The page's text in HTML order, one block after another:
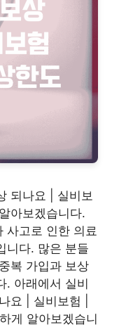
되나요 | 실비보
아보겠습니다.
사고로 인한 의료
니다. 많은 분들
복 가입과 보상
. 아래에서 실비
요 | 실비보험 |
게 알아보겠습니